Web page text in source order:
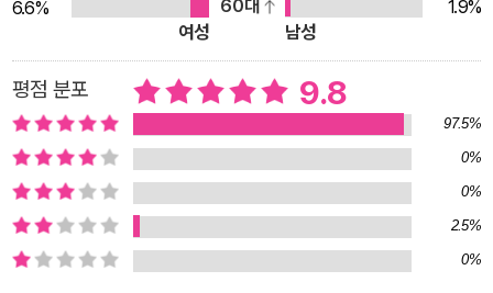
찾아나선 아이의 여정이 낯설지만 흥미롭고, 혹독해 보이지만 따
스하게 느껴지는 이유는 뭘까. 작가는 '시계탕'이라는 공간을 설
계하는 이미지에 루소, 마그리트, 달리 등 초현실주의 작품들의
오마주를 곁들여, 찾아보고 확장해 보는 재미를 더했다. 어딘지
알 수 없는 시계탕으로 향하는 아이의 여정에 실은 시계탕 할머니
의 안내와 보호가 있었다는 암시는 또 어떤가. 힘겹게 찾아온 아
이에게 먹을거리를 내어 주고 묵묵히 바라보는 할머니의 눈길에
서는 그간의 피로를 보듬고 대견스러워 하는 마음이 묻어난다.
『엄마 도감』에서 엄마가 엄마를 찾아 위안과 휴식을 얻었듯, 『시
6.6%
60대
1.9%
여성
남성
평점 분포 9.8
97.5%
0%
0%
2.5%
0%